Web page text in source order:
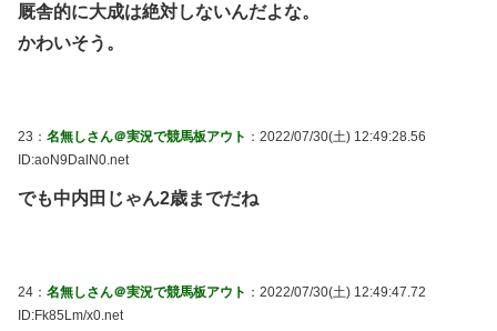
厩舎的に大成は絶対しないんだよな。
かわいそう。
23： 名無しさん＠実況で競馬板アウト ：2022/07/30(土) 12:49:28.56
ID:aoN9DalN0.net
でも中内田じゃん2歳までだね
24： 名無しさん＠実況で競馬板アウト ：2022/07/30(土) 12:49:47.72
ID:Fk85Lm/x0.net